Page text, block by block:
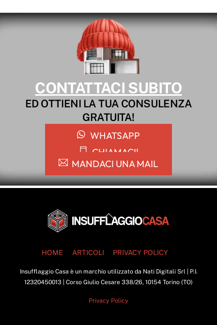
CONTATTACI SUBITO
ED OTTIENI LA TUA CONSULENZA
GRATUITA!
WHATSAPP
CHIAMACI!
MANDACI UNA MAIL
Back
To
HOME
ARTICOLI PRIVACY POLICY
Insufflaggio Casa è un marchio utilizzato da Nati Digitali Srl | P.I.
12320450013 | Corso Giulio Cesare 338/26, 10154 Torino (TO)
Privacy Policy